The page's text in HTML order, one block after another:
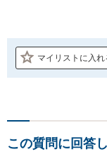
マイリストに入れ
この質問に回答